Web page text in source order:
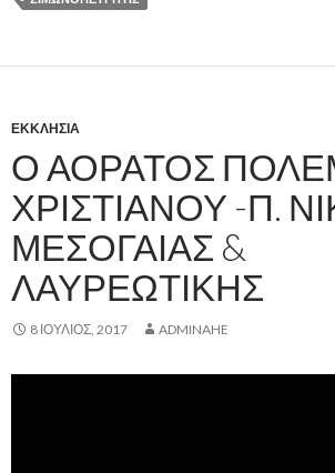
ΕΚΚΛΗΣΊΑ
Ο ΑΟΡΑΤΟΣ
ΧΡΙΣΤΙΑΝΟΥ -Π.
ΜΕΣΟΓΑΙΑΣ &
ΛΑΥΡΕΩΤΙΚΗΣ
8 ΙΟΎΛΙΟΣ, 2017 ADMINAHE